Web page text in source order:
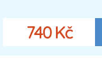
740 Kč